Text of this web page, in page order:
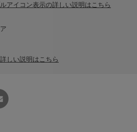
アイコン表示の詳しい説明はこちら
詳しい説明はこちら